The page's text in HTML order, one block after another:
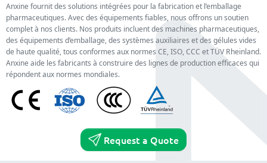
Anxine fournit des solutions intégrées pour la fabrication et l’emballage
pharmaceutiques. Avec des équipements fiables, nous offrons un soutien
complet à nos clients. Nos produits incluent des machines pharmaceutiques,
des équipements d’emballage, des systèmes auxiliaires et des gélules vides
de haute qualité, tous conformes aux normes CE, ISO, CCC et TÜV Rheinland.
Anxine aide les fabricants à construire des lignes de production efficaces qui
répondent aux normes mondiales.
Request a Quote